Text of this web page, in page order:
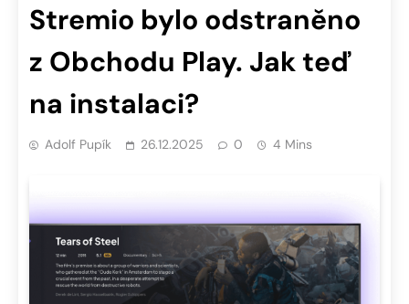
Stremio bylo odstraněno
z Obchodu Play. Jak teď
na instalaci?
Adolf Pupík 26.12.2025 0 4 Mins